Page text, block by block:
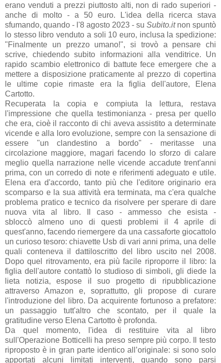
erano venduti a prezzi piuttosto alti, non di rado superiori -
anche di molto - a 50 euro. L'idea della ricerca stava
sfumando, quando - l'8 agosto 2023 - su Subito.itnon spuntò
lo stesso libro venduto a soli 10 euro, inclusa la spedizione:
"Finalmente un prezzo umano!", si trovò a pensare chi
scrive, chiedendo subito informazioni alla venditrice. Un
rapido scambio elettronico di battute fece emergere che a
mettere a disposizione praticamente al prezzo di copertina
le ultime copie rimaste era la figlia dell'autore, Elena
Cartotto.
Recuperata la copia e compiuta la lettura, restava
l'impressione che quella testimonianza - presa per quello
che era, cioè il racconto di chi aveva assistito a determinate
vicende e alla loro evoluzione, sempre con la sensazione di
essere "un clandestino a bordo" - meritasse una
circolazione maggiore, magari facendo lo sforzo di calare
meglio quella narrazione nelle vicende accadute trent'anni
prima, con un corredo di note e riferimenti adeguato e utile.
Elena era d'accordo, tanto più che l'editore originario era
scomparso e la sua attività era terminata, ma c'era qualche
problema pratico e tecnico da risolvere per sperare di dare
nuova vita al libro. Il caso - ammesso che esista -
sbloccò almeno uno di questi problemi il 4 aprile di
quest'anno, facendo riemergere da una cassaforte giocattolo
un curioso tesoro: chiavette Usb di vari anni prima, una delle
quali conteneva il dattiloscritto del libro uscito nel 2008.
Dopo quel ritrovamento, era più facile riproporre il libro: la
figlia dell'autore contattò lo studioso di simboli, gli diede la
lieta notizia, espose il suo progetto di ripubblicazione
attraverso Amazon e, soprattutto, gli propose di curare
l'introduzione del libro. Da acquirente fortunoso a prefatore:
un passaggio tutt'altro che scontato, per il quale la
gratitudine verso Elena Cartotto è profonda.
Da quel momento, l'idea di restituire vita al libro
sull'Operazione Botticelli ha preso sempre più corpo. Il testo
riproposto è in gran parte identico all’originale: si sono solo
apportati alcuni limitati interventi, quando sono parsi